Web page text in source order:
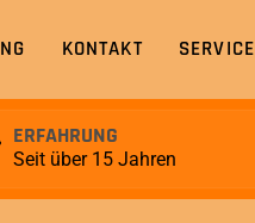
KONTAKT SERVICE
ERFAHRUNG
Seit über 15 Jahren